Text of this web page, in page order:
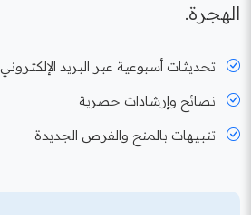
الهجرة.
تحديثات أسبوعية عبر البريد الإلكتروني
نصائح وإرشادات حصرية
تنبيهات بالمنح والفرص الجديدة